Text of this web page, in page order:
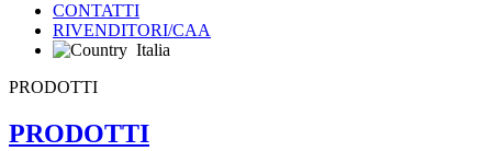
CONTATTI
RIVENDITORI/CAA
Italia
PRODOTTI
PRODOTTI